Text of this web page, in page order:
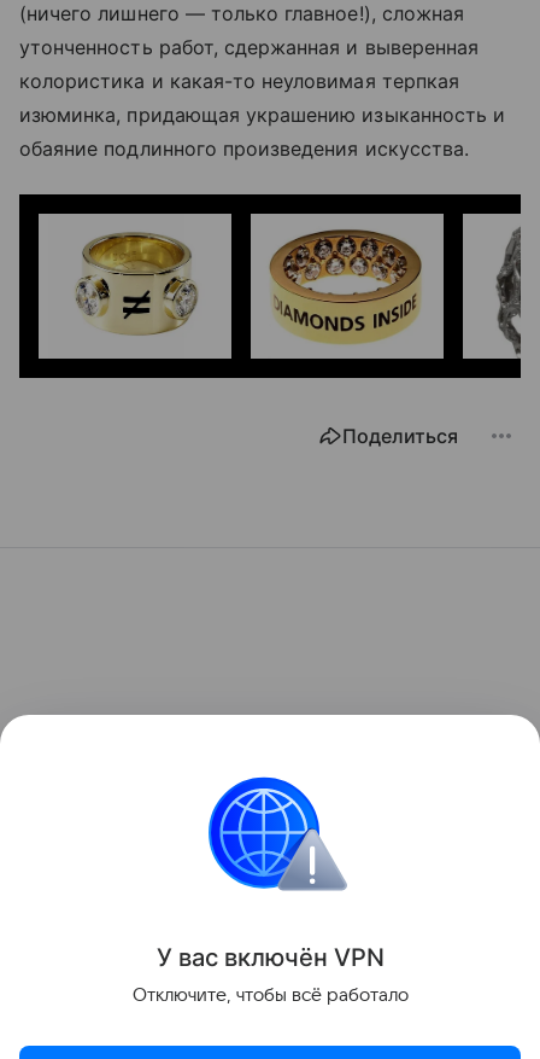
(ничего лишнего — только главное!), сложная
утонченность работ, сдержанная и выверенная
колористика и какая-то неуловимая терпкая
изюминка, придающая украшению изыканность и
обаяние подлинного произведения искусства.
Поделиться
У вас включён VPN
Отключите, чтобы всё работало